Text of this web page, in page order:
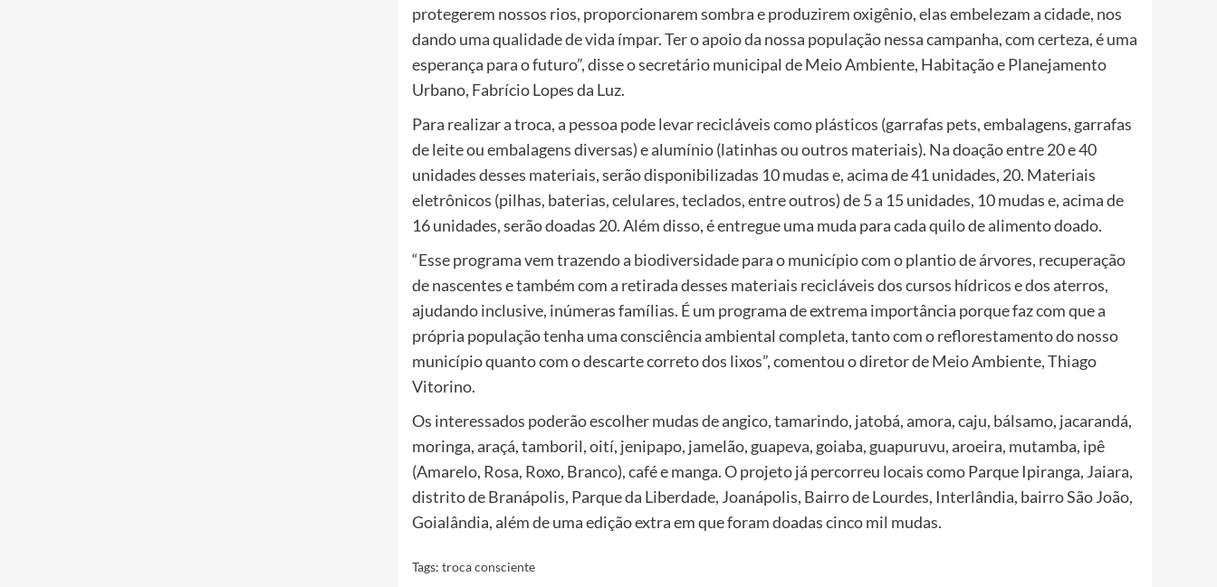
protegerem nossos rios, proporcionarem sombra e produzirem oxigênio, elas embelezam a cidade, nos
dando uma qualidade de vida ímpar. Ter o apoio da nossa população nessa campanha, com certeza, é uma
esperança para o futuro”, disse o secretário municipal de Meio Ambiente, Habitação e Planejamento
Urbano, Fabrício Lopes da Luz.
Para realizar a troca, a pessoa pode levar recicláveis como plásticos (garrafas pets, embalagens, garrafas
de leite ou embalagens diversas) e alumínio (latinhas ou outros materiais). Na doação entre 20 e 40
unidades desses materiais, serão disponibilizadas 10 mudas e, acima de 41 unidades, 20. Materiais
eletrônicos (pilhas, baterias, celulares, teclados, entre outros) de 5 a 15 unidades, 10 mudas e, acima de
16 unidades, serão doadas 20. Além disso, é entregue uma muda para cada quilo de alimento doado.
“Esse programa vem trazendo a biodiversidade para o município com o plantio de árvores, recuperação
de nascentes e também com a retirada desses materiais recicláveis dos cursos hídricos e dos aterros,
ajudando inclusive, inúmeras famílias. É um programa de extrema importância porque faz com que a
própria população tenha uma consciência ambiental completa, tanto com o reflorestamento do nosso
município quanto com o descarte correto dos lixos”, comentou o diretor de Meio Ambiente, Thiago
Vitorino.
Os interessados poderão escolher mudas de angico, tamarindo, jatobá, amora, caju, bálsamo, jacarandá,
moringa, araçá, tamboril, oití, jenipapo, jamelão, guapeva, goiaba, guapuruvu, aroeira, mutamba, ipê
(Amarelo, Rosa, Roxo, Branco), café e manga. O projeto já percorreu locais como Parque Ipiranga, Jaiara,
distrito de Branápolis, Parque da Liberdade, Joanápolis, Bairro de Lourdes, Interlândia, bairro São João,
Goialândia, além de uma edição extra em que foram doadas cinco mil mudas.
Tags: troca consciente